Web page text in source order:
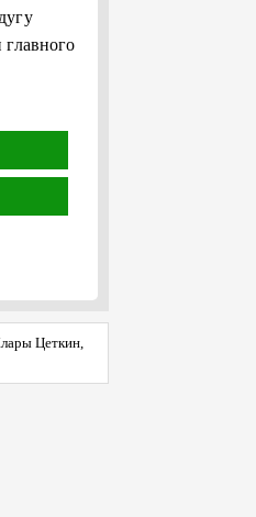
Цеткин,